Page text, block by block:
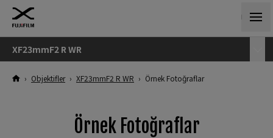
XF23mmF2 R WR
› Objektifler › XF23mmF2 R WR › Örnek Fotoğraflar
Örnek Fotoğraflar